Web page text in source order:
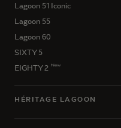
Lagoon 51 Iconic
Lagoon 55
Lagoon 60
SIXTY 5
EIGHTY 2 New
HÉRITAGE LAGOON